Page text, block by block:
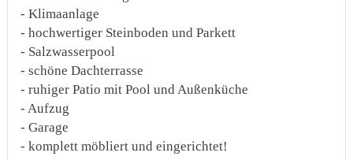
- Klimaanlage
- hochwertiger Steinboden und Parkett
- Salzwasserpool
- schöne Dachterrasse
- ruhiger Patio mit Pool und Außenküche
- Aufzug
- Garage
- komplett möbliert und eingerichtet!